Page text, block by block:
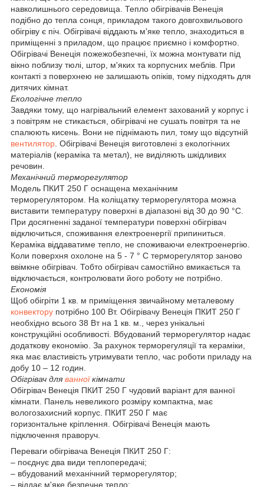
навколишнього середовища. Тепло обігрівачів Венеція
подібно до тепла сонця, прикладом такого довгохвильового
обігріву є піч. Обігрівачі віддають м'яке тепло, знаходиться в
приміщенні з приладом, що працює приємно і комфортно.
Обігрівачі Венеція пожежобезпечні, їх можна монтувати під
вікно поблизу тюлі, штор, м'яких та корпусних меблів. При
контакті з поверхнею не залишають опіків, тому підходять для
дитячих кімнат.
Екологічне тепло
Завдяки тому, що нагрівальний елемент захований у корпус і
з повітрям не стикається, обігрівачі не сушать повітря та не
спалюють кисень. Вони не піднімають пил, тому що відсутній
вентилятор . Обігрівачі Венеція виготовлені з екологічних
матеріалів (кераміка та метал), не виділяють шкідливих
речовин.
Механічний терморегулятор
Модель ПКИТ 250 Г оснащена механічним
терморегулятором. На коліщатку терморегулятора можна
виставити температуру поверхні в діапазоні від 30 до 90 °C.
При досягненні заданої температури поверхні обігрівач
відключиться, споживання електроенергії припиниться.
Кераміка віддаватиме тепло, не споживаючи електроенергію.
Коли поверхня охолоне на 5 - 7 ° C терморегулятор заново
ввімкне обігрівач. Тобто обігрівач самостійно вмикається та
відключається, контролювати його роботу не потрібно.
Економія
Щоб обігріти 1 кв. м приміщення звичайному металевому
конвектору потрібно 100 Вт. Обігрівачу Венеція ПКИТ 250 Г
необхідно всього 38 Вт на 1 кв. м., через унікальні
конструкційні особливості. Вбудований терморегулятор надає
додаткову економію. За рахунок терморегуляції та кераміки,
яка має властивість утримувати тепло, час роботи приладу на
добу 10 – 12 годин.
Обігрівач для ванноїкімнати
Обігрівач Венеція ПКИТ 250 Г чудовий варіант для ванної
кімнати. Панель невеликого розміру компактна, має
вологозахисний корпус. ПКИТ 250 Г має
горизонтальне кріплення. Обігрівачі Венеція мають
підключення праворуч.
Переваги обігрівача Венеція ПКИТ 250 Г:
– поєднує два види теплопередачі;
– вбудований механічний терморегулятор;
– віддає м'яке безпечне тепло;